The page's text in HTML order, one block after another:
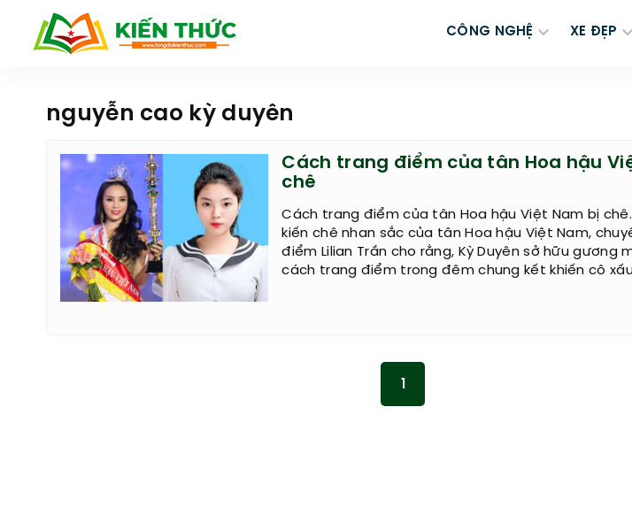
CÔNG NGHỆ XE ĐẸP
nguyễn cao kỳ duyên
Cách trang điểm của tân Hoa hậu
chê
Cách trang điểm của tân Hoa hậu Việt Nam bị
kiến chê nhan sắc của tân Hoa hậu Việt Nam,
điểm Lilian Trần cho rằng, Kỳ Duyên sở hữu gương
cách trang điểm trong đêm chung kết khiến cô